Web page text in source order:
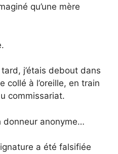
qu’une mère
j’étais debout dans
collé à l’oreille, en train
commissariat.
donneur anonyme…
a été falsifiée